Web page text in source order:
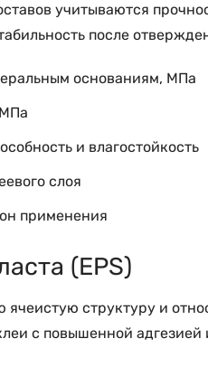
учитываются
после
основаниям, МПа
и влагостойкость
слоя
применения
(EPS)
структуру и
с повышенной адгезией